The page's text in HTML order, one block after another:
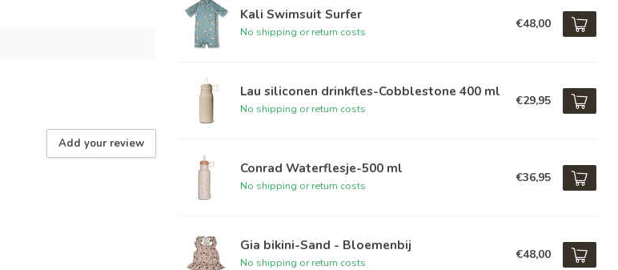
Add your review
Kali Swimsuit Surfer
No shipping or return costs
€48,00
Lau siliconen drinkfles-Cobblestone 400 ml
No shipping or return costs
€29,95
Conrad Waterflesje-500 ml
No shipping or return costs
€36,95
Gia bikini-Sand - Bloemenbij
No shipping or return costs
€48,00